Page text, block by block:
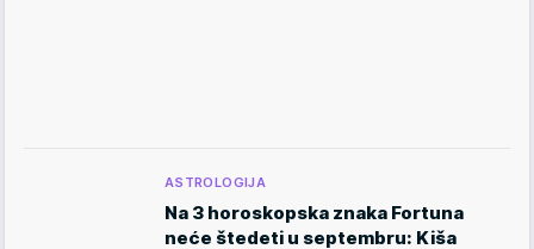
ASTROLOGIJA
Na 3 horoskopska znaka Fortuna
neće štedeti u septembru: Kiša